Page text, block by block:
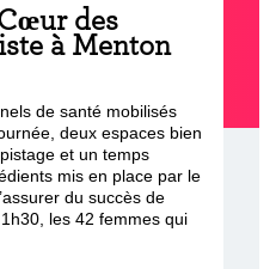
des
à Menton
de santé mobilisés
deux espaces bien
et un temps
mis en place par le
du succès de
les 42 femmes qui